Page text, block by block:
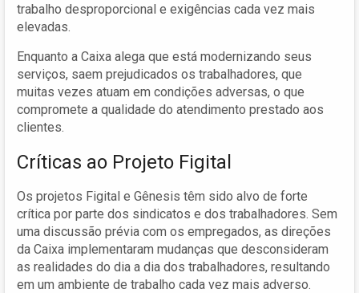
trabalho desproporcional e exigências cada vez mais
elevadas.
Enquanto a Caixa alega que está modernizando seus
serviços, saem prejudicados os trabalhadores, que
muitas vezes atuam em condições adversas, o que
compromete a qualidade do atendimento prestado aos
clientes.
Críticas ao Projeto Figital
Os projetos Figital e Gênesis têm sido alvo de forte
crítica por parte dos sindicatos e dos trabalhadores. Sem
uma discussão prévia com os empregados, as direções
da Caixa implementaram mudanças que desconsideram
as realidades do dia a dia dos trabalhadores, resultando
em um ambiente de trabalho cada vez mais adverso.